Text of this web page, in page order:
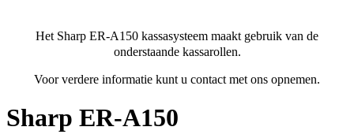
Het Sharp ER-A150 kassasysteem maakt gebruik van de
onderstaande kassarollen.
Voor verdere informatie kunt u contact met ons opnemen.
Sharp ER-A150